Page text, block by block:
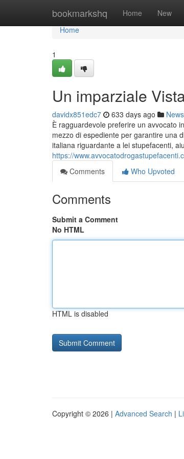
bookmarkshq Home New
Home
Home
1
Un imparziale
davidx851edc7 633 days ago News
È ragguardevole preferire un avvocato
mezzo di espediente per garantire una
italiana riguardante a lei stupefacenti,
https://
Comments
Who Upvoted
Comments
Submit a Comment
No HTML
HTML is disabled
Copyright © 2026 | Advanced Search |